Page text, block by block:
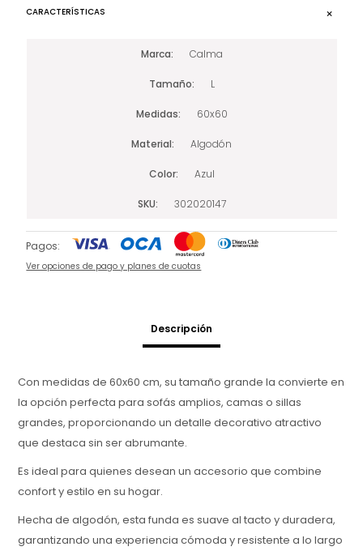
CARACTERÍSTICAS
Marca Calma
Tamaño L
Medidas 60x60
Material Algodón
Color Azul
SKU 302020147
Pagos:
Ver opciones de pago y planes de cuotas
Descripción
Con medidas de 60x60 cm, su tamaño grande la convierte en
la opción perfecta para sofás amplios, camas o sillas
grandes, proporcionando un detalle decorativo atractivo
que destaca sin ser abrumante.
Es ideal para quienes desean un accesorio que combine
confort y estilo en su hogar.
Hecha de algodón, esta funda es suave al tacto y duradera,
garantizando una experiencia cómoda y resistente a lo largo